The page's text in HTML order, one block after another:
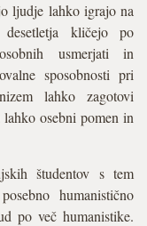
ljudje lahko igrajo na
kličejo po
usmerjati in
sposobnosti pri
lahko zagotovi
osebni pomen in
študentov s tem
humanistično
po več humanistike.